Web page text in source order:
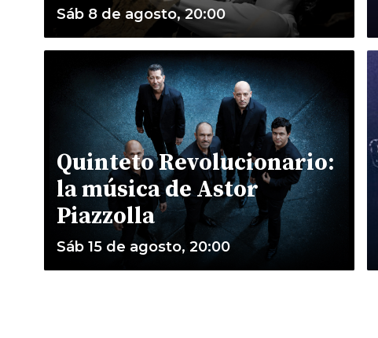
Sáb 8 de agosto, 20:00
Quinteto Revolucionario:
la música de Astor
Piazzolla
Sáb 15 de agosto, 20:00